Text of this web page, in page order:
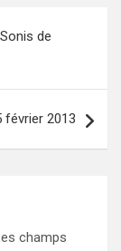
de
février 2013
champs